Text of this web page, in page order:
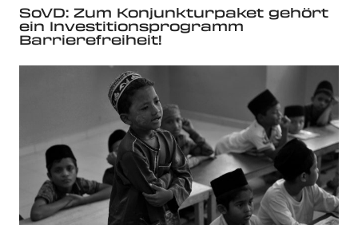
SoVD: Zum Konjunkturpaket gehört
ein Investitionsprogramm
Barrierefreiheit!